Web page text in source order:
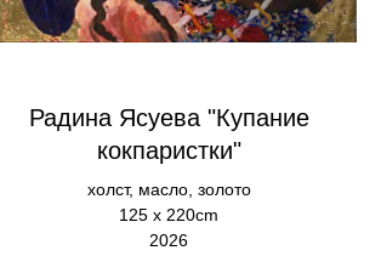
Радина Ясуева "Купание
кокпаристки"
холст, масло, золото
125 х 220cm
2026